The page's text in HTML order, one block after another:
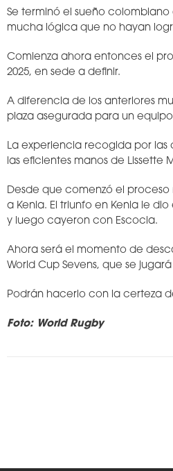
Se terminó el sueño
mucha lógica que no hayan
Comienza ahora entonces el
2025, en sede a definir.
A diferencia de los anteriores
plaza asegurada para un
La experiencia recogida por las
las eficientes manos de Lissette
Desde que comenzó el
a Kenia. El triunfo en Kenia le
y luego cayeron con Escocia.
Ahora será el momento de
World Cup Sevens, que se
Podrán hacerlo con la certeza
Foto: World Rugby